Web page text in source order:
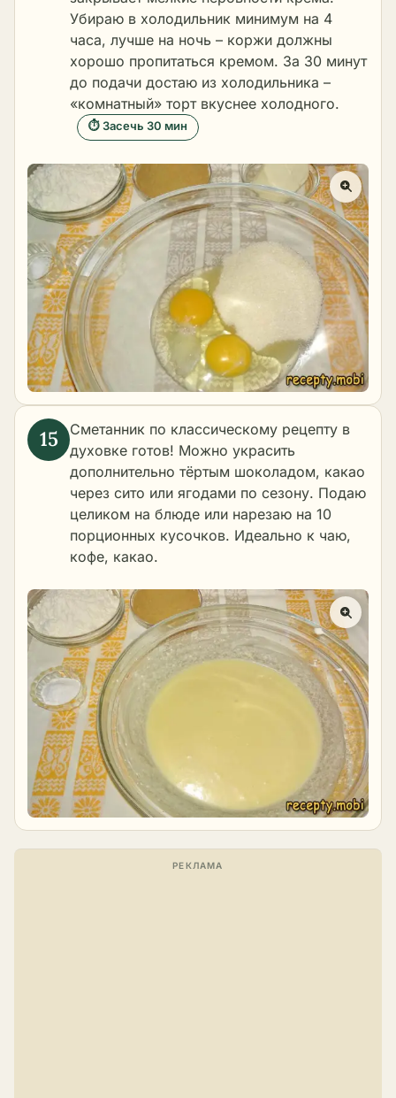
Убираю в холодильник минимум на 4
часа, лучше на ночь – коржи должны
хорошо пропитаться кремом. За 30 минут
до подачи достаю из холодильника –
«комнатный» торт вкуснее холодного.
⏱ Засечь 30 мин
Сметанник по классическому рецепту в
духовке готов! Можно украсить
дополнительно тёртым шоколадом, какао
через сито или ягодами по сезону. Подаю
целиком на блюде или нарезаю на 10
порционных кусочков. Идеально к чаю,
кофе, какао.